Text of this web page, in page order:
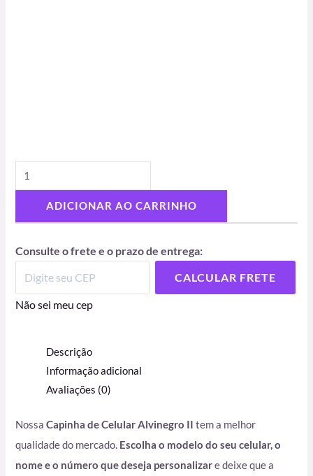
ADICIONAR AO CARRINHO
Consulte o frete e o prazo de entrega:
CALCULAR FRETE
Não sei meu cep
Descrição
Informação adicional
Avaliações (0)
NossaCapinha de Celular Alvinegro IItem a melhor
qualidade do mercado. Escolha o modelo do seu celular, o
nome e o número que deseja personalizare deixe que a